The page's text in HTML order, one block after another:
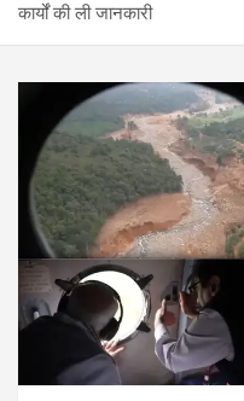
कार्यों की ली जानकारी